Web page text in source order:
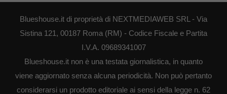
Blueshouse.it di proprietà di NEXTMEDIAWEB SRL - Via
Sistina 121, 00187 Roma (RM) - Codice Fiscale e Partita
I.V.A. 09689341007
Blueshouse.it non è una testata giornalistica, in quanto
viene aggiornato senza alcuna periodicità. Non può pertanto
considerarsi un prodotto editoriale ai sensi della legge n. 62